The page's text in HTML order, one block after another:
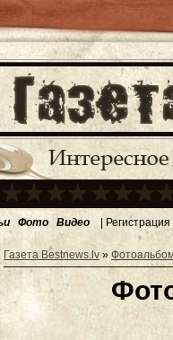
Фото Видео | Регистрация
Газета Bestnews.lv»